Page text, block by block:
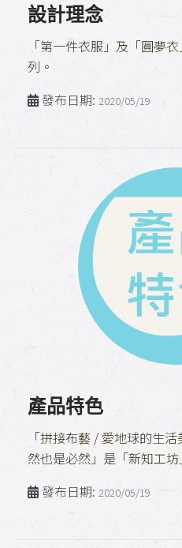
設計理念
「第一件衣服」及「圓夢
列。
發布日期: 2020/05/19
產品特色
「拼接布藝 / 愛地球的生
然也是必然」是「新知工
發布日期: 2020/05/19